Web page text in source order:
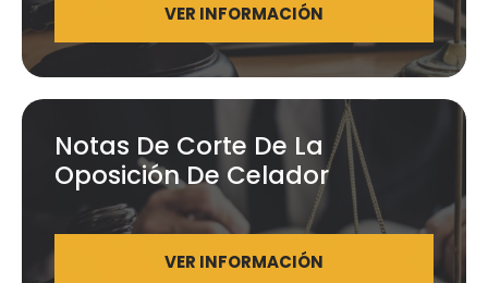
VER INFORMACIÓN
Notas De Corte De La
Oposición De Celador
VER INFORMACIÓN